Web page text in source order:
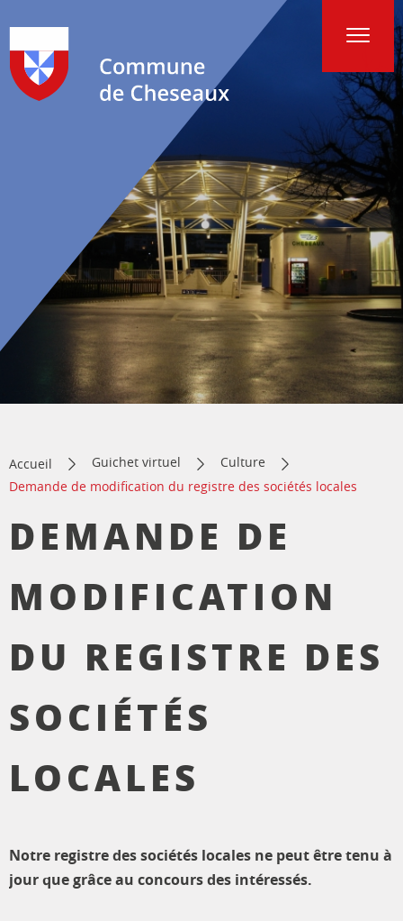
Accueil Guichet virtuel
Culture
Demande de modification du registre des sociétés locales
DEMANDE DE
MODIFICATION
DU REGISTRE DES
SOCIÉTÉS
LOCALES
Notre registre des sociétés locales ne peut être tenu à
jour que grâce au concours des intéressés.